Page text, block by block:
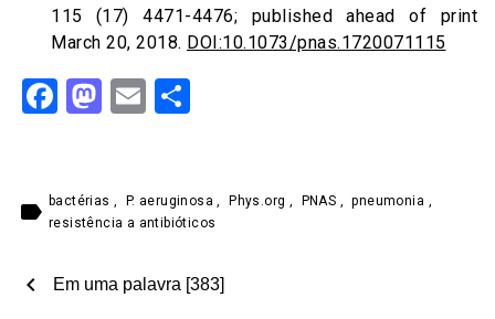
115 (17) 4471-4476; published ahead of print
March 20, 2018. DOI:10.1073/pnas.1720071115
Facebook
Mastodon
Email
label bactérias, P. aeruginosa, Phys.org , PNAS , pneumonia ,
resistência a antibióticos
chevron_left Em uma palavra [383]